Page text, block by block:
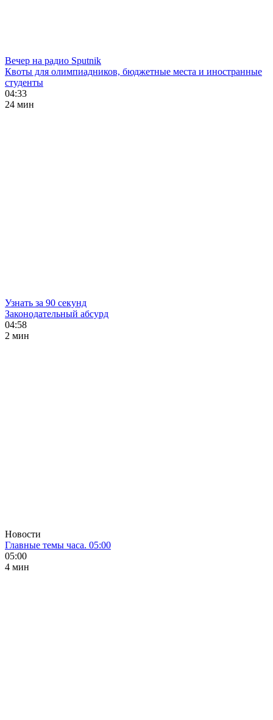
Вечер на радио Sputnik
Квоты для олимпиадников, бюджетные места и иностранные
студенты
04:33
24 мин
Узнать за 90 секунд
Законодательный абсурд
04:58
2 мин
Новости
Главные темы часа. 05:00
05:00
4 мин